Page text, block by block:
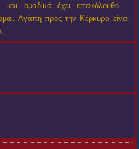
ομαδικά έχει επακόλουθο….
Αγάπη προς την Κέρκυρα είναι